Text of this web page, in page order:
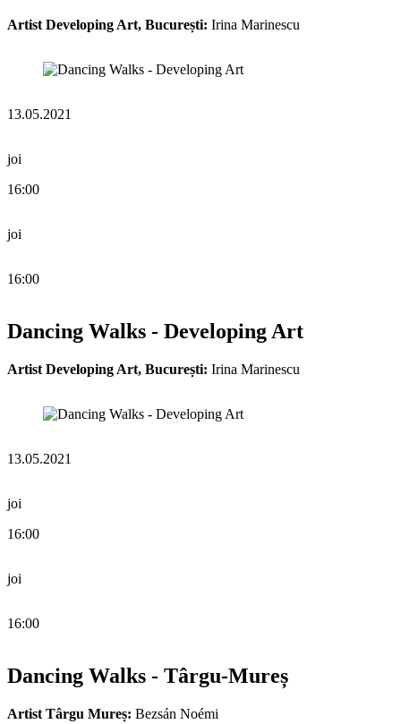
Artist Developing Art, București: Irina Marinescu
13.05.2021
joi
16:00
joi
16:00
Dancing Walks - Developing Art
Artist Developing Art, București: Irina Marinescu
13.05.2021
joi
16:00
joi
16:00
Dancing Walks - Târgu-Mureș
Artist Târgu Mureș: Bezsán Noémi